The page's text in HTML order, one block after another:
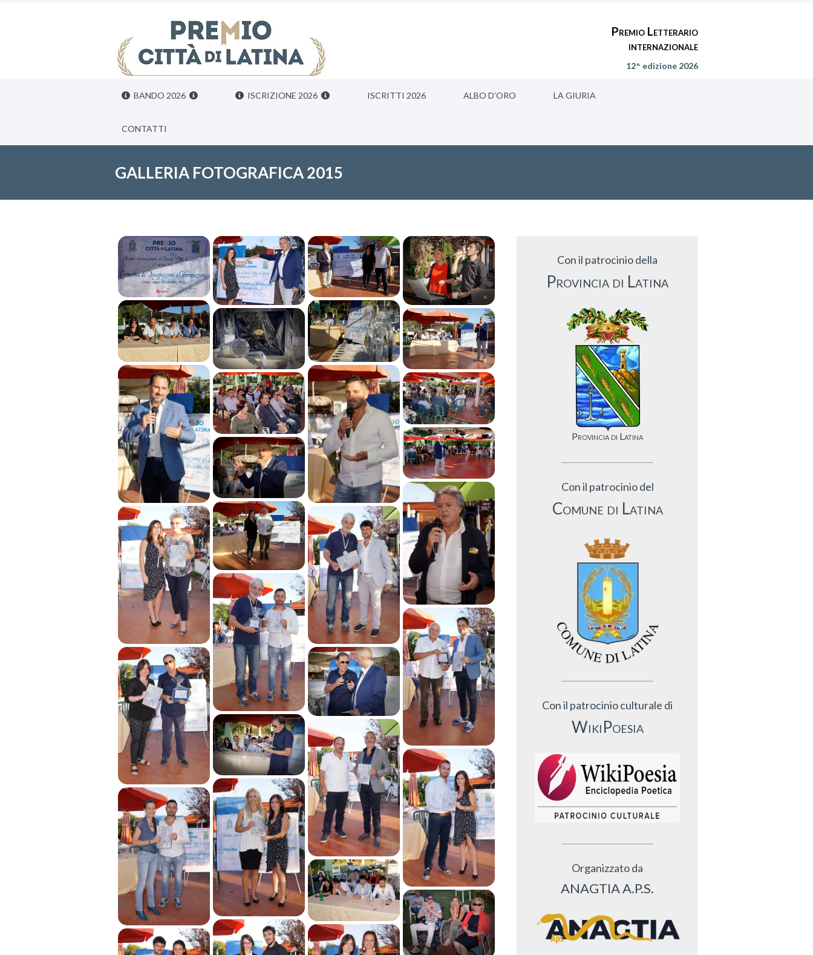
Premio Letterario
internazionale
12^ edizione 2026
BANDO 2026 ISCRIZIONE 2026 ISCRITTI 2026 ALBO D’ORO LA GIURIA
CONTATTI
GALLERIA FOTOGRAFICA 2015
Con il patrocinio della
Provincia di Latina
Provincia di Latina
Con il patrocinio del
Comune di Latina
Con il patrocinio culturale di
WikiPoesia
Organizzato da
ANAGTIA A.P.S.